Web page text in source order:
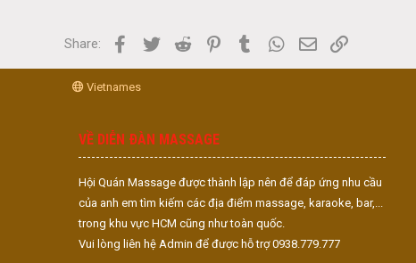
Share: Facebook
Twitter Reddit PinterestTumblr WhatsApp
Email
Vietnames
VỀ DIỄN ĐÀN MASSAGE
Hội Quán Massage được thành lập nên để đáp ứng nhu cầu
của anh em tìm kiếm các địa điểm massage, karaoke, bar,...
trong khu vực HCM cũng như toàn quốc.
Vui lòng liên hệ Admin để được hỗ trợ 0938.779.777